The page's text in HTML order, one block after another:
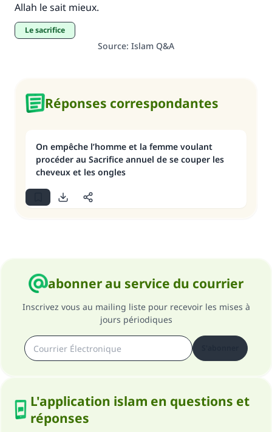
Allah le sait mieux.
le sacrifice
Source: Islam Q&A
Réponses correspondantes
On empêche l’homme et la femme voulant
procéder au Sacrifice annuel de se couper les
cheveux et les ongles
abonner au service du courrier
Inscrivez vous au mailing liste pour recevoir les mises à
jours périodiques
L'application islam en questions et
réponses